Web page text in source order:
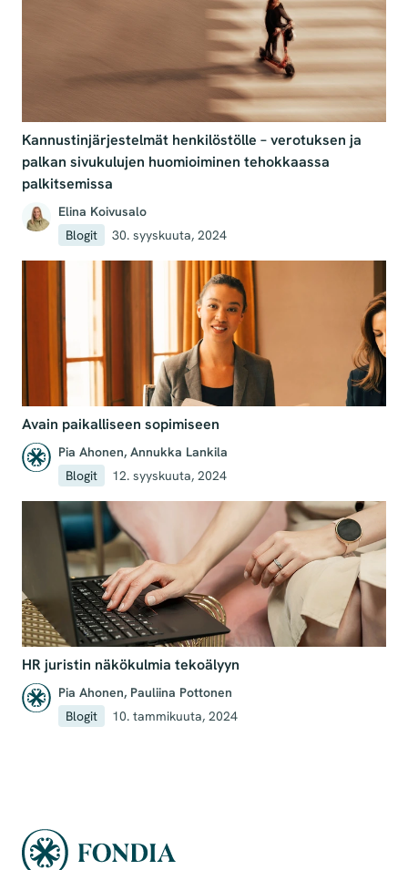
Kannustinjärjestelmät henkilöstölle – verotuksen ja
palkan sivukulujen huomioiminen tehokkaassa
palkitsemissa
Elina Koivusalo
Blogit
30. syyskuuta, 2024
Avain paikalliseen sopimiseen
Pia Ahonen, Annukka Lankila
Blogit
12. syyskuuta, 2024
HR juristin näkökulmia tekoälyyn
Pia Ahonen, Pauliina Pottonen
Blogit
10. tammikuuta, 2024